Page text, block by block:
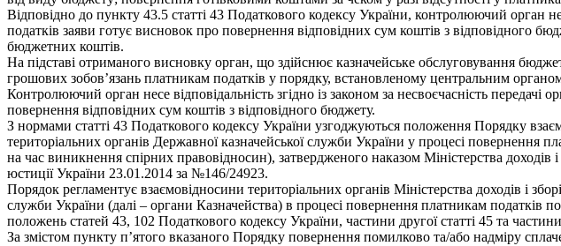
Відповідно до пункту 43.5 статті 43 Податкового кодексу України, контролюючий орган
податків заяви готує висновок про повернення відповідних сум коштів з відповідного
бюджетних коштів.
На підставі отриманого висновку орган, що здійснює казначейське обслуговування
грошових зобов’язань платникам податків у порядку, встановленому центральним
Контролюючий орган несе відповідальність згідно із законом за несвоєчасність
повернення відповідних сум коштів з відповідного бюджету.
З нормами статті 43 Податкового кодексу України узгоджуються положення Порядку
територіальних органів Державної казначейської служби України у процесі повернення
на час виникнення спірних правовідносин), затвердженого наказом Міністерства
юстиції України 23.01.2014 за №146/24923.
Порядок регламентує взаємовідносини територіальних органів Міністерства доходів і
служби України (далі – органи Казначейства) в процесі повернення платникам
положень статей 43, 102 Податкового кодексу України, частини другої статті 45 та
За змістом пункту п’ятого вказаного Порядку повернення помилково та/або надміру